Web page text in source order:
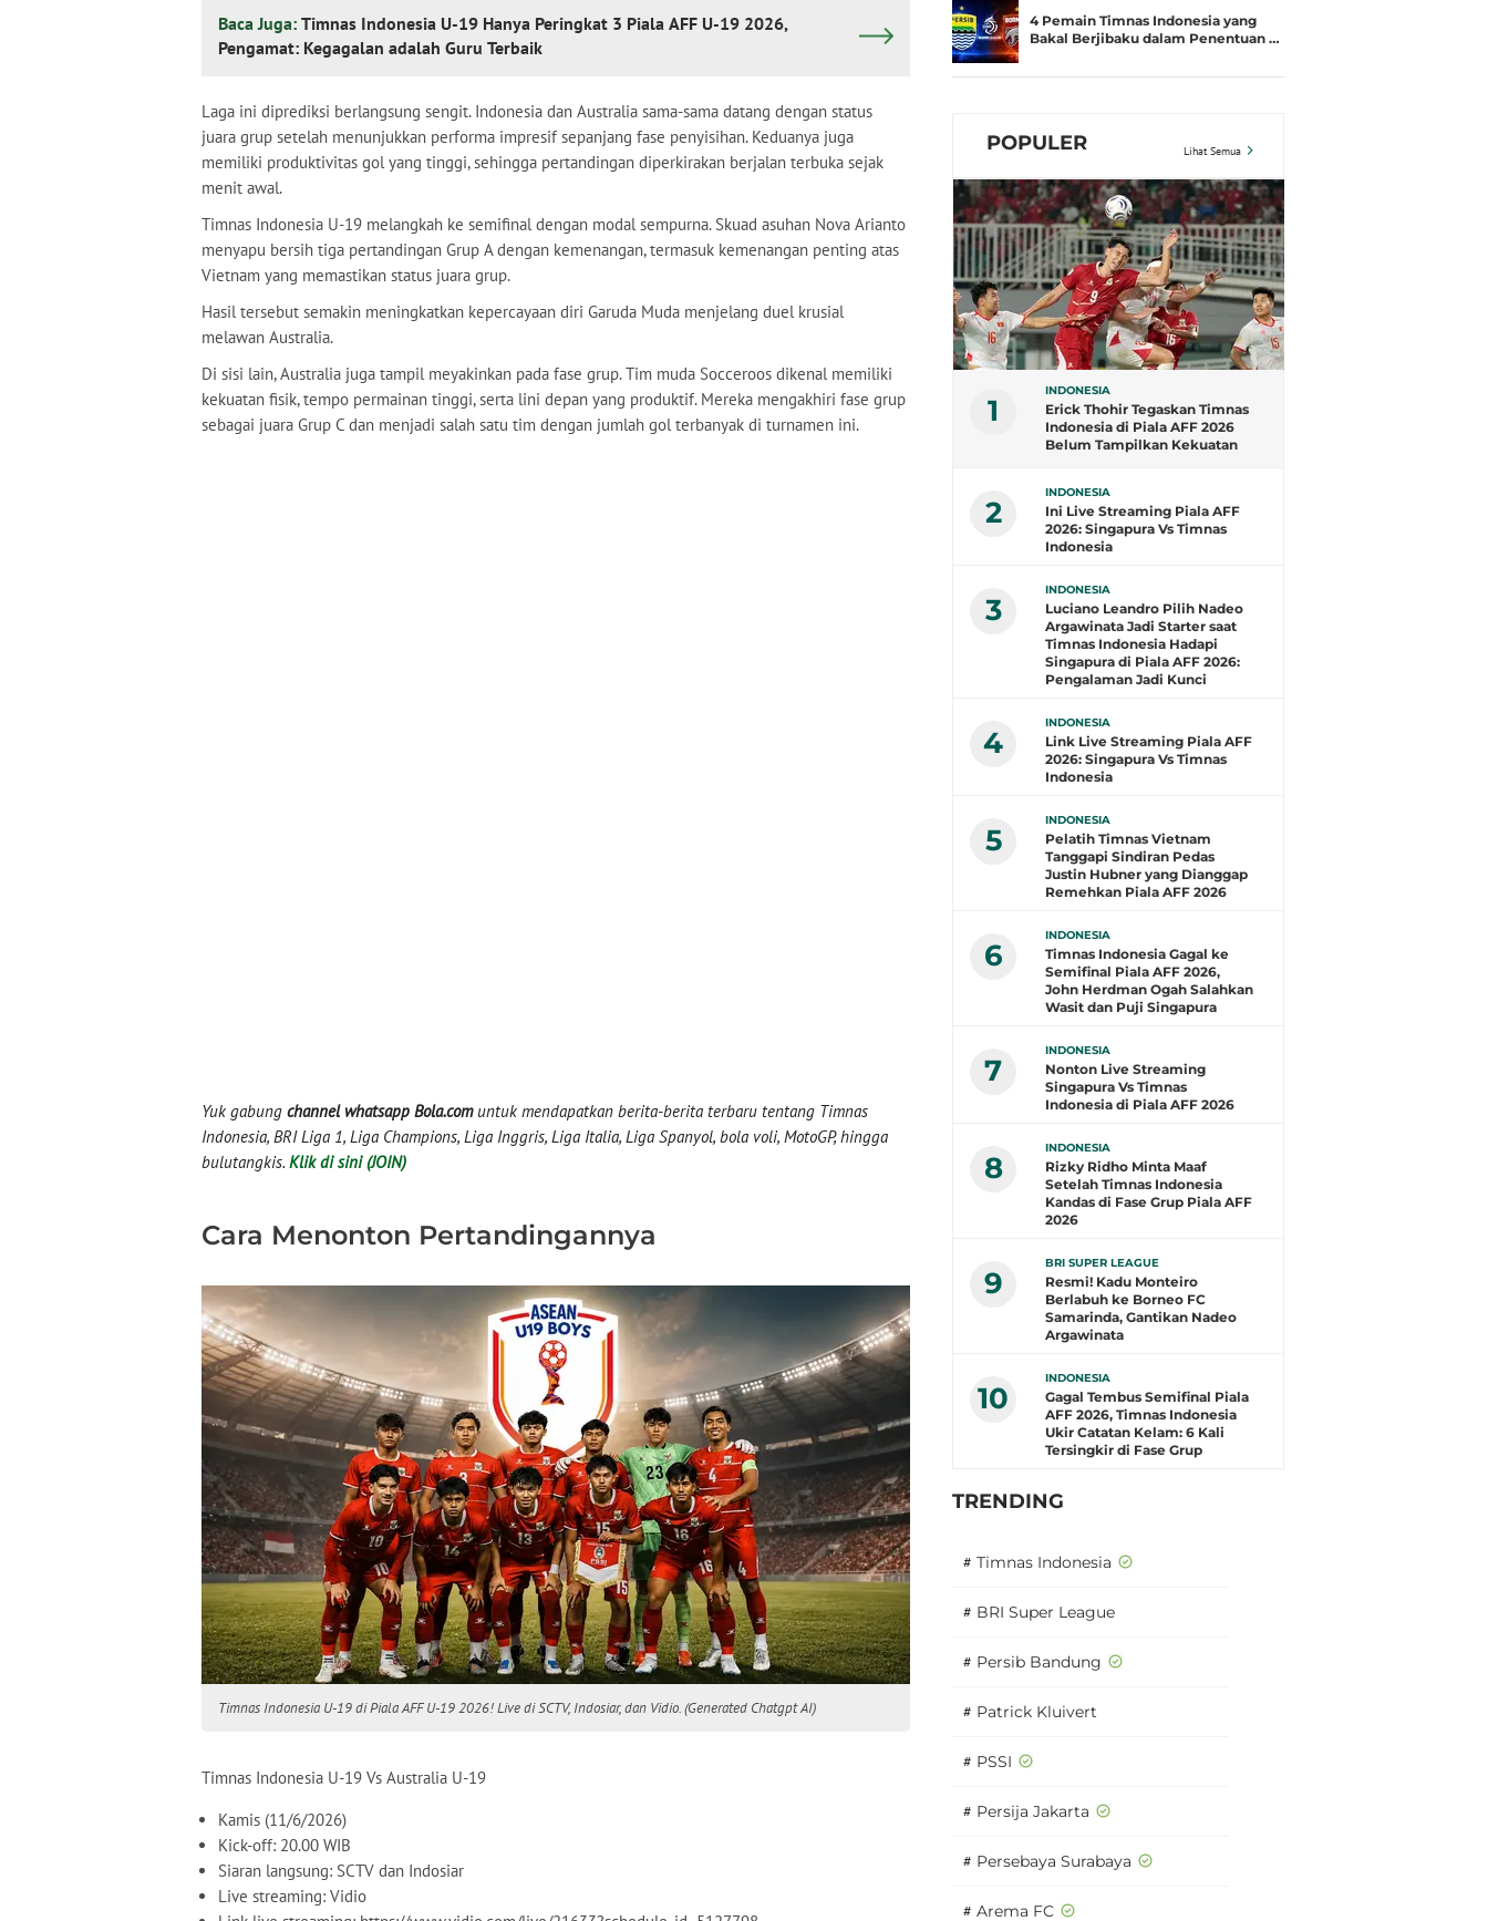
Baca Juga: Timnas Indonesia U-19 Hanya Peringkat 3 Piala AFF U-19 2026,
Pengamat: Kegagalan adalah Guru Terbaik
Laga ini diprediksi berlangsung sengit. Indonesia dan Australia sama-sama datang dengan status
juara grup setelah menunjukkan performa impresif sepanjang fase penyisihan. Keduanya juga
memiliki produktivitas gol yang tinggi, sehingga pertandingan diperkirakan berjalan terbuka sejak
menit awal.
Timnas Indonesia U-19 melangkah ke semifinal dengan modal sempurna. Skuad asuhan Nova Arianto
menyapu bersih tiga pertandingan Grup A dengan kemenangan, termasuk kemenangan penting atas
Vietnam yang memastikan status juara grup.
Hasil tersebut semakin meningkatkan kepercayaan diri Garuda Muda menjelang duel krusial
melawan Australia.
Di sisi lain, Australia juga tampil meyakinkan pada fase grup. Tim muda Socceroos dikenal memiliki
kekuatan fisik, tempo permainan tinggi, serta lini depan yang produktif. Mereka mengakhiri fase grup
sebagai juara Grup C dan menjadi salah satu tim dengan jumlah gol terbanyak di turnamen ini.
Yuk gabung channel whatsapp Bola.comuntuk mendapatkan berita-berita terbaru tentang Timnas
Indonesia, BRI Liga 1, Liga Champions, Liga Inggris, Liga Italia, Liga Spanyol, bola voli, MotoGP, hingga
bulutangkis. Klik di sini (JOIN)
Cara Menonton Pertandingannya
Timnas Indonesia U-19 di Piala AFF U-19 2026! Live di SCTV, Indosiar, dan Vidio. (Generated Chatgpt AI)
Timnas Indonesia U-19 Vs Australia U-19
Kamis (11/6/2026)
Kick-off: 20.00 WIB
Siaran langsung: SCTV dan Indosiar
Live streaming: Vidio
4 Pemain Timnas Indonesia yang
Bakal Berjibaku dalam Penentuan …
POPULER Lihat Semua
1
INDONESIA
Erick Thohir Tegaskan Timnas
Indonesia di Piala AFF 2026
Belum Tampilkan Kekuatan
Berpartisipasi
2
INDONESIA
Ini Live Streaming Piala AFF
2026: Singapura Vs Timnas
Indonesia
3
INDONESIA
Luciano Leandro Pilih Nadeo
Argawinata Jadi Starter saat
Timnas Indonesia Hadapi
Singapura di Piala AFF 2026:
Pengalaman Jadi Kunci
4
INDONESIA
Link Live Streaming Piala AFF
2026: Singapura Vs Timnas
Indonesia
5
INDONESIA
Pelatih Timnas Vietnam
Tanggapi Sindiran Pedas
Justin Hubner yang Dianggap
Remehkan Piala AFF 2026
6
INDONESIA
Timnas Indonesia Gagal ke
Semifinal Piala AFF 2026,
John Herdman Ogah Salahkan
Wasit dan Puji Singapura
7
INDONESIA
Nonton Live Streaming
Singapura Vs Timnas
Indonesia di Piala AFF 2026
8
INDONESIA
Rizky Ridho Minta Maaf
Setelah Timnas Indonesia
Kandas di Fase Grup Piala AFF
2026
9
BRI SUPER LEAGUE
Resmi! Kadu Monteiro
Berlabuh ke Borneo FC
Samarinda, Gantikan Nadeo
Argawinata
10
INDONESIA
Gagal Tembus Semifinal Piala
AFF 2026, Timnas Indonesia
Ukir Catatan Kelam: 6 Kali
Tersingkir di Fase Grup
TRENDING
# Timnas Indonesia
# BRI Super League
# Persib Bandung
# Patrick Kluivert
# PSSI
# Persija Jakarta
# Persebaya Surabaya
# Arema FC